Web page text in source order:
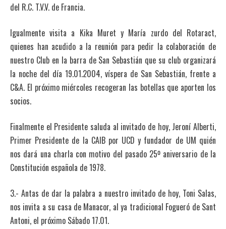
del R.C. T.V.V. de Francia.
Igualmente visita a Kika Muret y María zurdo del Rotaract,
quienes han acudido a la reunión para pedir la colaboración de
nuestro Club en la barra de San Sebastián que su club organizará
la noche del día 19.01.2004, víspera de San Sebastián, frente a
C&A. El próximo miércoles recogeran las botellas que aporten los
socios.
Finalmente el Presidente saluda al invitado de hoy, Jeroní Alberti,
Primer Presidente de la CAIB por UCD y fundador de UM quién
nos dará una charla con motivo del pasado 25º aniversario de la
Constitución española de 1978.
3.- Antas de dar la palabra a nuestro invitado de hoy, Toni Salas,
nos invita a su casa de Manacor, al ya tradicional Fogueró de Sant
Antoni, el próximo Sábado 17.01.